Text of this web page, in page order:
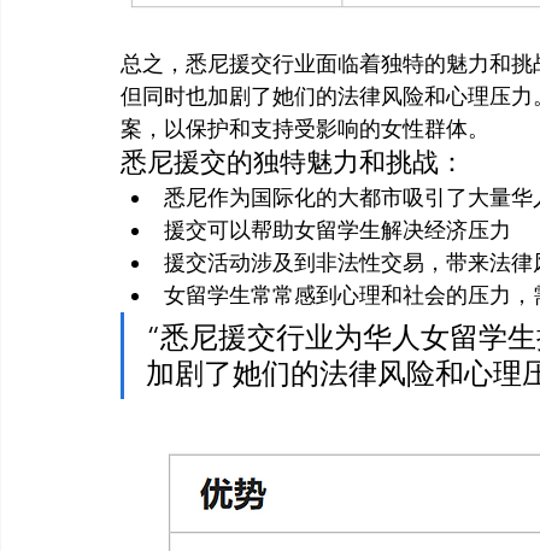
总之，悉尼援交行业面临着独特的魅力和
但同时也加剧了她们的法律风险和心理压
案，以保护和支持受影响的女性群体。
悉尼援交的独特魅力和挑战：
悉尼作为国际化的大都市吸引了大量华
援交可以帮助女留学生解决经济压力
援交活动涉及到非法性交易，带来法律
女留学生常常感到心理和社会的压力
“悉尼援交行业为华人女留学
加剧了她们的法律风险和心理